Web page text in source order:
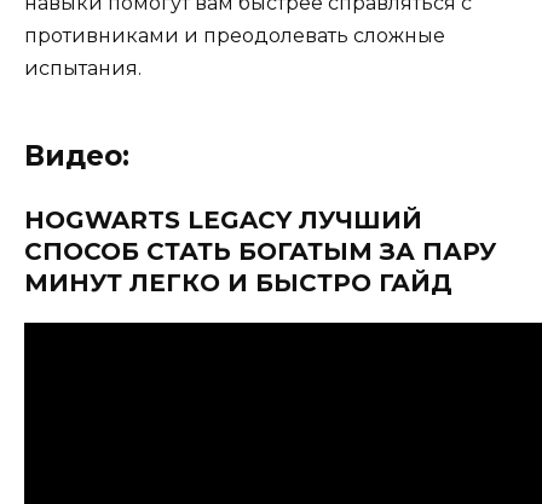
противниками и преодолевать сложные
испытания.
Видео:
HOGWARTS LEGACY ЛУЧШИЙ
СПОСОБ СТАТЬ БОГАТЫМ ЗА ПАРУ
МИНУТ ЛЕГКО И БЫСТРО ГАЙД